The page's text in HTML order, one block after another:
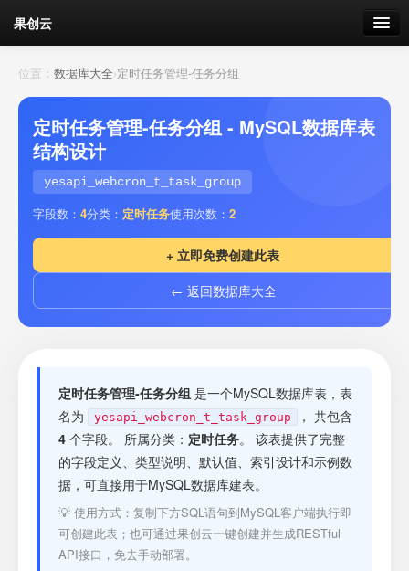
果创云
数据表单
API接口
云存储
流量 剩余接口流量
套餐
接口测试
位置： 数据库大全›定时任务管理-任务分组
定时任务管理-任务分组 - MySQL数据库表
结构设计
yesapi_webcron_t_task_group
字段数： 4分类： 定时任务使用次数： 2
+ 立即免费创建此表
← 返回数据库大全
定时任务管理-任务分组 是一个MySQL数据库表，表
名为
yesapi_webcron_t_task_group
， 共包含
4 个字段。 所属分类： 定时任务。 该表提供了完整
的字段定义、类型说明、默认值、索引设计和示例数
据，可直接用于MySQL数据库建表。
💡 使用方式：复制下方SQL语句到MySQL客户端执行即
可创建此表；也可通过果创云一键创建并生成RESTful
API接口，免去手动部署。